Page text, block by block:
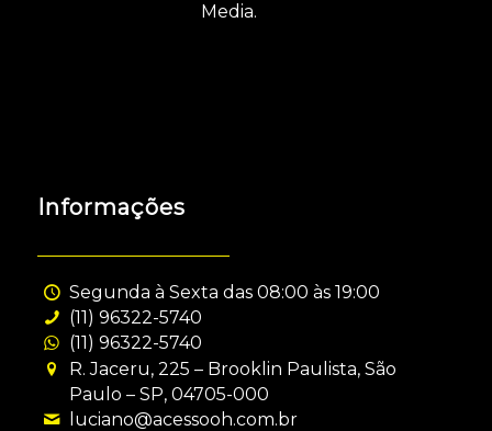
Media.
Informações
Segunda à Sexta das 08:00 às 19:00
(11) 96322-5740
(11) 96322-5740
R. Jaceru, 225 – Brooklin Paulista, São
Paulo – SP, 04705-000
luciano@acessooh.com.br